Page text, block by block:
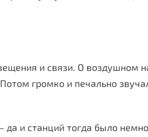
и связи. О воздушном
громко и печально
и станций тогда было